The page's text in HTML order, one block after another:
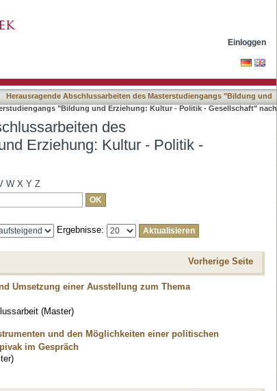
Einloggen
Herausragende Abschlussarbeiten des Masterstudiengangs "Bildung und
"Bildung und Erziehung: Kultur - Politik - Gesellschaft" nach
des
Erziehung: Kultur - Politik -
W X Y Z
Ergebnisse:
Vorherige Seite
Umsetzung einer Ausstellung zum Thema
(Master)
und den Möglichkeiten einer politischen
im Gespräch